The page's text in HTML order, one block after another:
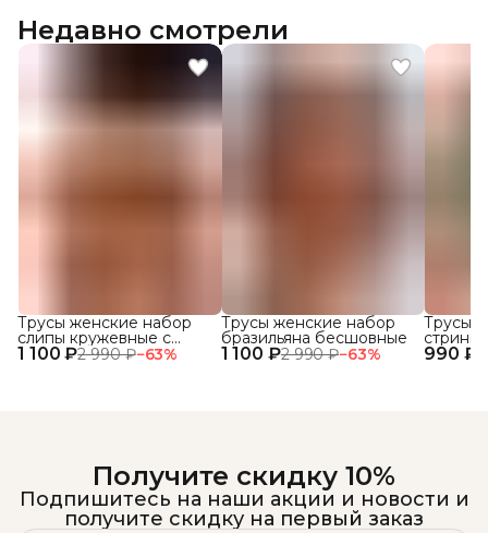
Недавно смотрели
1 100 ₽2 990 ₽−63%
Трусы женские набор
слипы кружевные с
высокой посадкой 3 шт. 1 100 ₽2 990 ₽−63%
Трусы женские набор
бразильяна бесшовные
990 ₽
Трусы
Получите скидку 10%
Подпишитесь на наши акции и новости и
получите скидку на первый заказ